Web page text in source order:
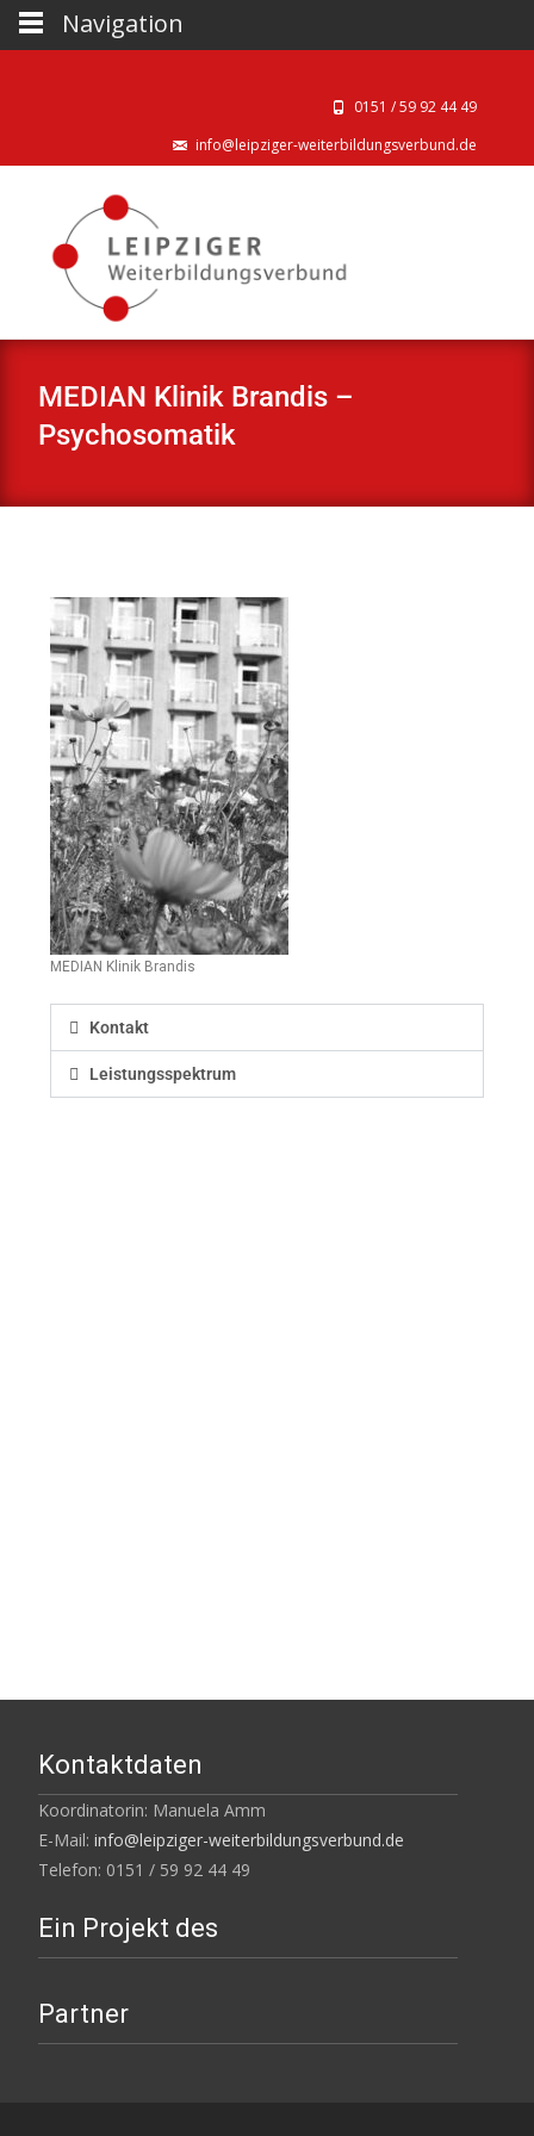
0151 / 59 92 44 49‬
info@leipziger-weiterbildungsverbund.de
MEDIAN Klinik Brandis –
Psychosomatik
MEDIAN Klinik Brandis
Kontakt
Leistungsspektrum
Kontaktdaten
Koordinatorin: Manuela Amm
E-Mail: info@leipziger-weiterbildungsverbund.de
Telefon: 0151 / 59 92 44 49
Ein Projekt des
Partner
Navigation